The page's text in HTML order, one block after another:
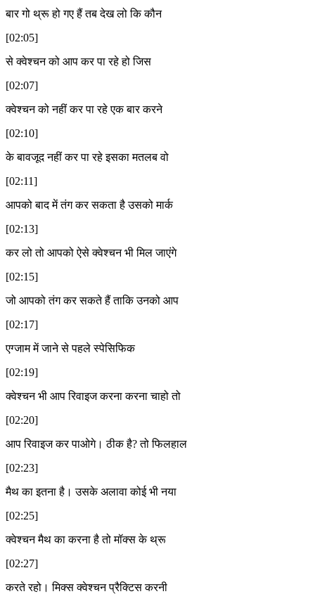
बार गो थ्रू हो गए हैं तब देख लो कि कौन
[02:05]
से क्वेश्चन को आप कर पा रहे हो जिस
[02:07]
क्वेश्चन को नहीं कर पा रहे एक बार करने
[02:10]
के बावजूद नहीं कर पा रहे इसका मतलब वो
[02:11]
आपको बाद में तंग कर सकता है उसको मार्क
[02:13]
कर लो तो आपको ऐसे क्वेश्चन भी मिल जाएंगे
[02:15]
जो आपको तंग कर सकते हैं ताकि उनको आप
[02:17]
एग्जाम में जाने से पहले स्पेसिफिक
[02:19]
क्वेश्चन भी आप रिवाइज करना करना चाहो तो
[02:20]
आप रिवाइज कर पाओगे। ठीक है? तो फिलहाल
[02:23]
मैथ का इतना है। उसके अलावा कोई भी नया
[02:25]
क्वेश्चन मैथ का करना है तो मॉक्स के थ्रू
[02:27]
करते रहो। मिक्स क्वेश्चन प्रैक्टिस करनी